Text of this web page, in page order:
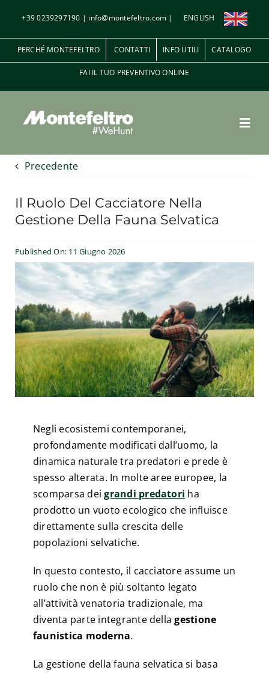
contenuto
+39 0239297190 | info@montefeltro.com | ENGLISH
PERCHÉ MONTEFELTRO CONTATTI INFO UTILI CATALOGO
FAI IL TUO PREVENTIVO ONLINE
Penna e Piuma
A palla
Le riserve di caccia
Esperienze
#We Fish
Blog
Precedente
Il Ruolo Del Cacciatore Nella
Gestione Della Fauna Selvatica
Published On: 11 Giugno 2026
Negli ecosistemi contemporanei,
profondamente modificati dall’uomo, la
dinamica naturale tra predatori e prede è
spesso alterata. In molte aree europee, la
scomparsa deigrandi predatori ha
prodotto un vuoto ecologico che influisce
direttamente sulla crescita delle
popolazioni selvatiche.
In questo contesto, il cacciatore assume un
ruolo che non è più soltanto legato
all’attività venatoria tradizionale, ma
diventa parte integrante dellagestione
faunistica moderna.
La gestione della fauna selvatica si basa